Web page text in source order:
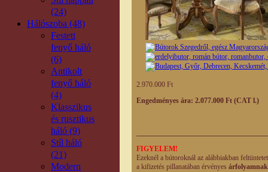
(24)
Hálószoba (48)
Festett
fenyő háló
(6)
Antikolt
fenyő háló
(4)
Klasszikus
és rusztikus
háló (9)
Stíl háló
(21)
Modern
2.970.000 Ft
Engedményes ára: 2.077.000 Ft (CAT l.)
FIGYELEM!
Ezeknél a bútoroknál az alábbiakban
a kifizetés pillanatában érvényes